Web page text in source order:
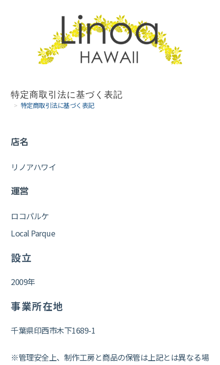
特定商取引法に基づく表記
> 特定商取引法に基づく表記
店名
リノアハワイ
運営
ロコパルケ
Local Parque
設立
2009年
事業所在地
千葉県印西市木下1689-1
※管理安全上、制作工房と商品の保管は上記とは異なる場